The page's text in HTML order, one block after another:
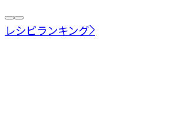
レシピランキング